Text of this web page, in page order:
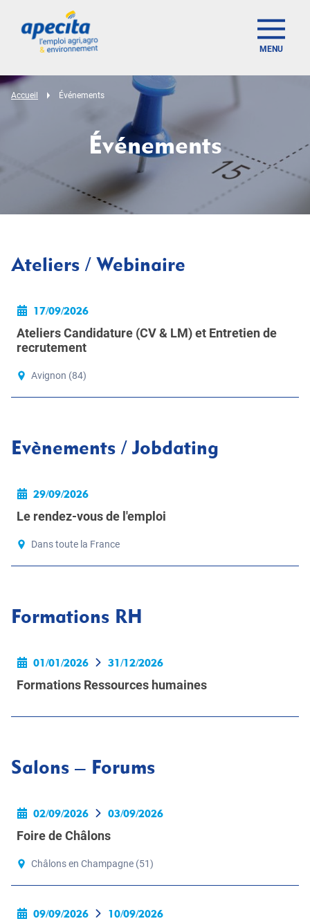
MENU
Accueil Événements
Événements
Ateliers / Webinaire
17/09/2026
Ateliers Candidature (CV & LM) et Entretien de
recrutement
Avignon (84)
Evènements / Jobdating
29/09/2026
Le rendez-vous de l'emploi
Dans toute la France
Formations RH
01/01/2026 31/12/2026
Formations Ressources humaines
Salons – Forums
02/09/2026 03/09/2026
Foire de Châlons
Châlons en Champagne (51)
09/09/2026 10/09/2026